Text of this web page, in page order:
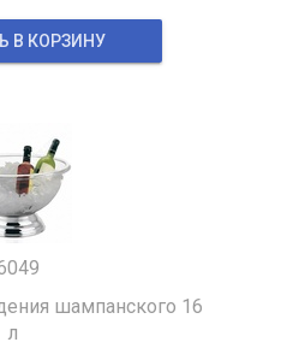
В КОРЗИНУ
шампанского 16
л